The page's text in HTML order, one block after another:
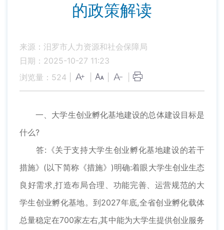
的政策解读
来源：汨罗市人力资源和社会保障局
日期：2025-10-27 11:23
浏览量： 524
一、大学生创业孵化基地建设的总体建设目标是
什么?
答:《关于支持大学生创业孵化基地建设的若干
措施》(以下简称《措施》)明确:着眼大学生创业生态
良好需求,打造布局合理、功能完善、运营规范的大
学生创业孵化基地。到2027年底,全省创业孵化载体
总量稳定在700家左右,其中能为大学生提供创业服务